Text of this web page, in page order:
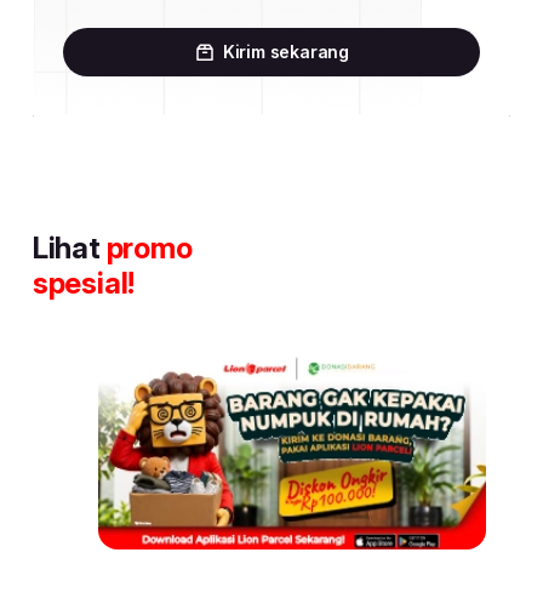
Kirim sekarang
Lihat promo
spesial!